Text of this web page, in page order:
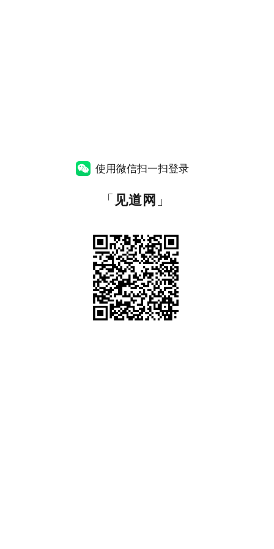
使用微信扫一扫登录
「 见道网 」